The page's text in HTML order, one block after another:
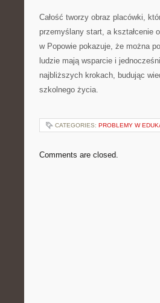
Całość tworzy obraz placówki,
przemyślany start, a kształcenie
w Popowie pokazuje, że można
ludzie mają wsparcie i
najbliższych krokach, budując
szkolnego życia.
CATEGORIES: PROBLEMY W
Comments are closed.